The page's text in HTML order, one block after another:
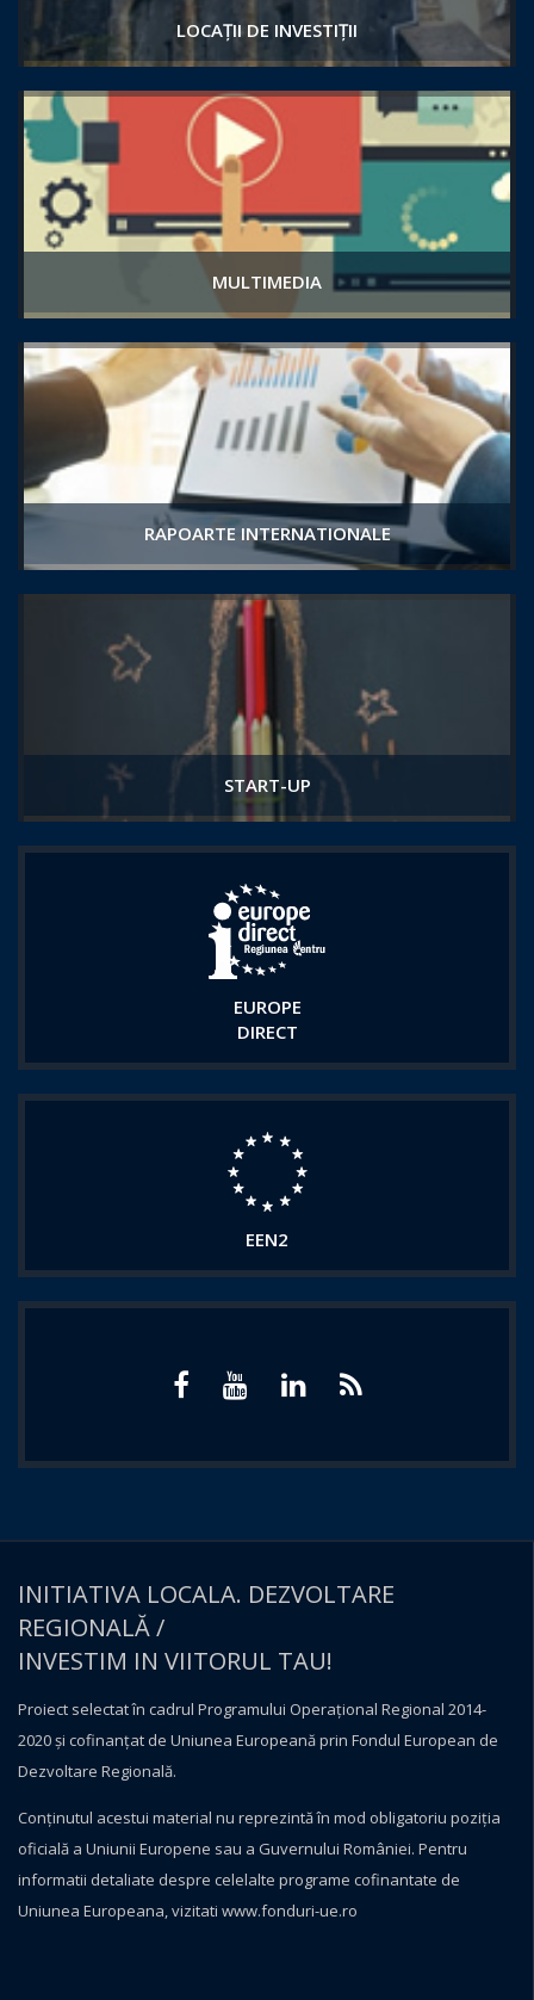
LOCAȚII DE INVESTIȚII
MULTIMEDIA
RAPOARTE INTERNATIONALE
START-UP
EUROPE
DIRECT
EEN2
INITIATIVA LOCALA. DEZVOLTARE
REGIONALĂ /
INVESTIM IN VIITORUL TAU!
Proiect selectat în cadrul Programului Operațional Regional 2014-
2020 și cofinanțat de Uniunea Europeană prin Fondul European de
Dezvoltare Regională.
Conţinutul acestui material nu reprezintă în mod obligatoriu poziţia
oficială a Uniunii Europene sau a Guvernului României. Pentru
informatii detaliate despre celelalte programe cofinantate de
Uniunea Europeana, vizitati www.fonduri-ue.ro